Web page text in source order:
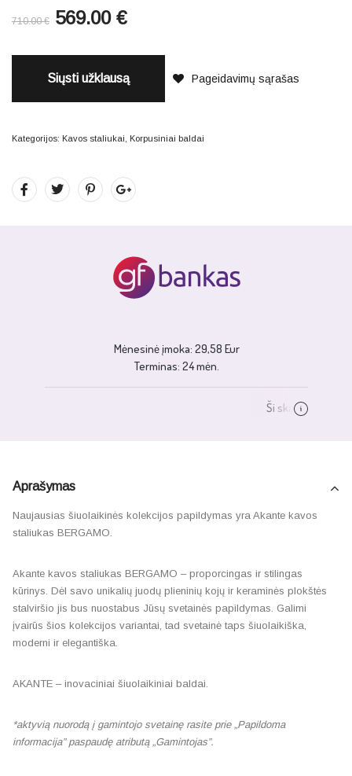
710.00€ 569.00 €
Siųsti užklausą Pageidavimų sąrašas
Kategorijos: Kavos staliukai Korpusiniai baldai
Aprašymas
Naujausias šiuolaikinės kolekcijos papildymas yra Akante kavos
staliukas BERGAMO.
Akante kavos staliukas BERGAMO – proporcingas ir stilingas
kūrinys. Dėl savo unikalių juodų plieninių kojų ir keraminės plokštės
stalviršio jis bus nuostabus Jūsų svetainės papildymas. Galimi
įvairūs šios kolekcijos variantai, tad svetainė taps šiuolaikiška,
moderni ir elegantiška.
AKANTE – inovaciniai šiuolaikiniai baldai.
*aktyvią nuorodą į gamintojo svetainę rasite prie „Papildoma
informacija” paspaudę atributą „Gamintojas”.